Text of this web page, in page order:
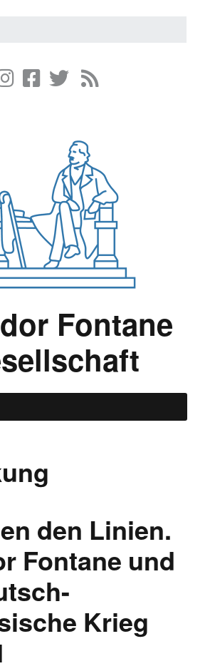
Fontane
den Linien.
Fontane und
Krieg